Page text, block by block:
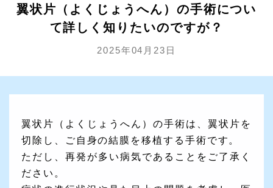
翼状片（よくじょうへん）の手術につい
て詳しく知りたいのですが？
2025年04月23日
翼状片（よくじょうへん）の手術は、翼状片を
切除し、ご自身の結膜を移植する手術です。
ただし、再発が多い病気であることをご了承く
ださい。